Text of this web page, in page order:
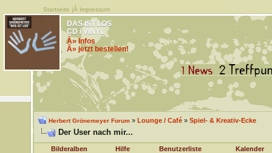
Startseite |Â Impressum
DAS IST LOS
CD / VINYL
Â» Infos
Â» jetzt bestellen!
Herbert Grönemeyer Forum» Lounge / Café» Spiel- & Kreativ-Ecke
Der User nach mir...
Bilderalben Hilfe Benutzerliste Kalender